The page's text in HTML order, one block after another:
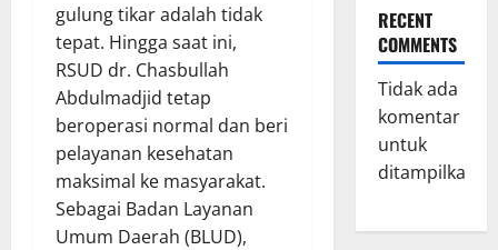
gulung tikar adalah tidak
tepat. Hingga saat ini,
RSUD dr. Chasbullah
Abdulmadjid tetap
beroperasi normal dan beri
pelayanan kesehatan
maksimal ke masyarakat.
Sebagai Badan Layanan
Umum Daerah (BLUD),
RECENT
COMMENTS
Tidak ada
komentar
untuk
ditampilkan.